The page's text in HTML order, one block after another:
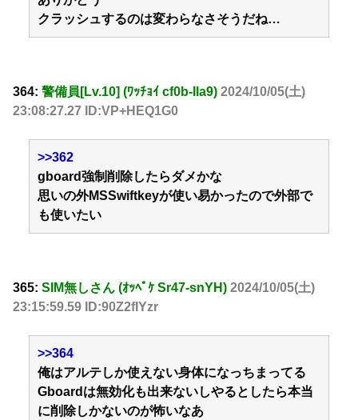
クラッシュするのは変わらなさそうだね…
364: 警備員[Lv.10] (ﾜｯﾁｮｲ cf0b-Ila9) 2024/10/05(土)
23:08:27.27 ID:VP+HEQ1G0
>>362
gboard強制削除したらダメかな
思いの外MSSwiftkeyが使い易かったので外部で
も使いたい
365: SIM無しさん (ｵｯﾍﾟｹ Sr47-snYH) 2024/10/05(土)
23:15:59.59 ID:90Z2fIYzr
>>364
俺はアルテしか使えない身体になっちまってる
Gboardは無効化も出来ないしやるとしたら本当
に削除しかないのが怖いなあ